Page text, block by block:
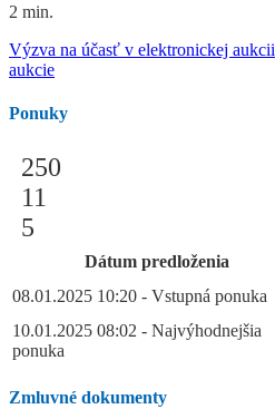
2 min.
Výzva na účasť v elektronickej aukcii
aukcie
Ponuky
250
11
5
Dátum predloženia
08.01.2025 10:20 - Vstupná ponuka
10.01.2025 08:02 - Najvýhodnejšia
ponuka
Zmluvné dokumenty